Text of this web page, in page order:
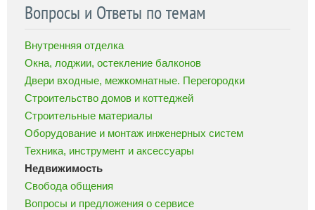
Вопросы и Ответы по темам
Внутренняя отделка
Окна, лоджии, остекление балконов
Двери входные, межкомнатные. Перегородки
Строительство домов и коттеджей
Строительные материалы
Оборудование и монтаж инженерных систем
Техника, инструмент и аксессуары
Недвижимость
Свобода общения
Вопросы и предложения о сервисе